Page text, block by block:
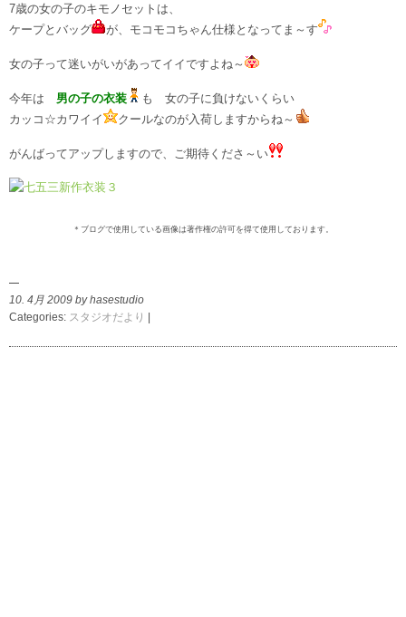
7歳の女の子のキモノセットは、
ケープとバッグ
が、モコモコちゃん仕様となってま～す
女の子って迷いがいがあってイイですよね～
今年は 男の子の衣装
も 女の子に負けないくらい
カッコ☆カワイイ
クールなのが入荷しますからね～
がんばってアップしますので、ご期待くださ～い
＊ブログで使用している画像は著作権の許可を得て使用しております。
10. 4月 2009 by hasestudio
Categories: スタジオだより